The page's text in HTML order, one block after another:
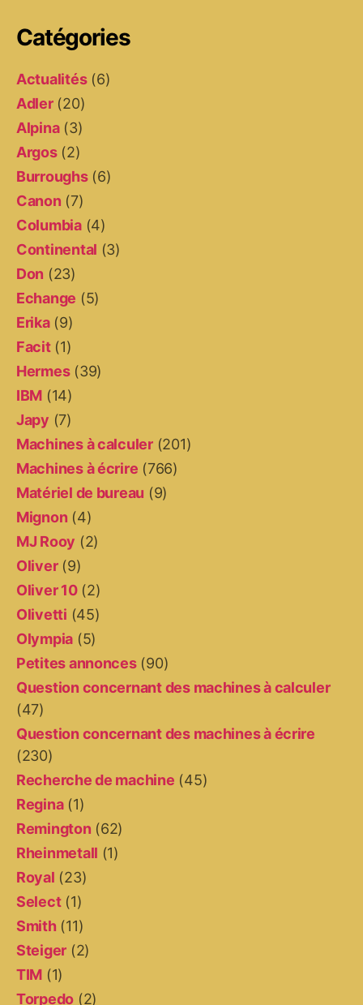
Catégories
Actualités(6)
Adler(20)
Alpina(3)
Argos(2)
Burroughs(6)
Canon (7)
Columbia(4)
Continental (3)
Don (23)
Echange (5)
Erika(9)
Facit(1)
Hermes(39)
IBM (14)
Japy (7)
Machines à calculer(201)
Machines à écrire (766)
Matériel de bureau (9)
Mignon (4)
MJ Rooy (2)
Oliver(9)
Oliver 10(2)
Olivetti (45)
Olympia (5)
Petites annonces(90)
Question concernant des machines à calculer
(47)
Question concernant des machines à écrire
(230)
Recherche de machine (45)
Regina(1)
Remington (62)
Rheinmetall (1)
Royal (23)
Select(1)
Smith(11)
Steiger (2)
TIM (1)
Torpedo (2)